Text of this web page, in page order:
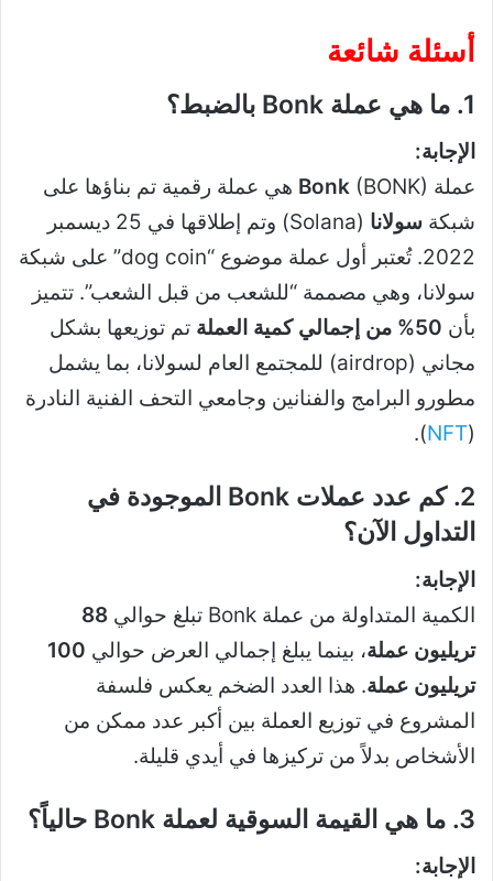
أسئلة شائعة
1. ما هي عملة Bonk بالضبط؟
الإجابة:
عملة
Bonk (BONK) هي عملة رقمية تم بناؤها على
شبكة سولانا
(Solana) وتم إطلاقها في 25 ديسمبر
2022. تُعتبر أول عملة موضوع “dog coin” على شبكة
سولانا، وهي مصممة “للشعب من قبل الشعب”. تتميز
بأن 50% من إجمالي كمية العملة
تم توزيعها بشكل
مجاني (airdrop) للمجتمع العام لسولانا، بما يشمل
مطورو البرامج والفنانين وجامعي التحف الفنية النادرة
(
NFT
).
2. كم عدد عملات Bonk الموجودة في
التداول الآن؟
الإجابة:
الكمية المتداولة من عملة Bonk تبلغ حوالي
88
تريليون عملة، بينما يبلغ إجمالي العرض حوالي 100
تريليون عملة. هذا العدد الضخم يعكس فلسفة
المشروع في توزيع العملة بين أكبر عدد ممكن من
الأشخاص بدلاً من تركيزها في أيدي قليلة.
3. ما هي القيمة السوقية لعملة Bonk حالياً؟
الإجابة: